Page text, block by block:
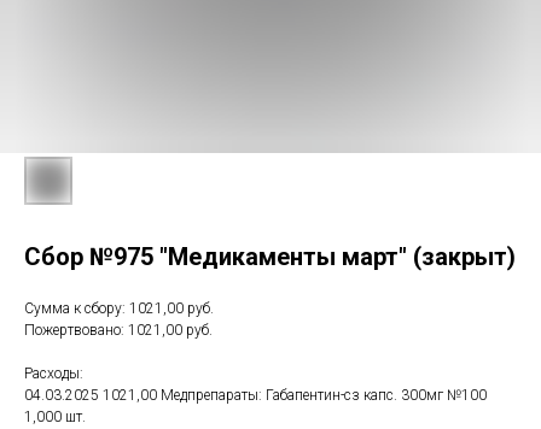
Сбор №975 "Медикаменты март" (закрыт)
Сумма к сбору: 1021,00 руб.
Пожертвовано: 1021,00 руб.
Расходы:
04.03.2025 1021,00 Медпрепараты: Габапентин-сз капс. 300мг №100
1,000 шт.